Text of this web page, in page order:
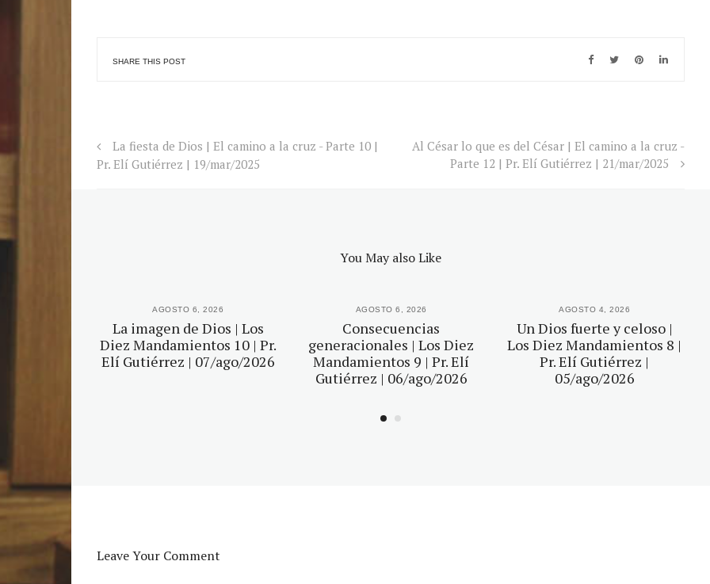
SHARE THIS POST
La fiesta de Dios | El camino a la cruz - Parte 10 |
Pr. Elí Gutiérrez | 19/mar/2025
Al César lo que es del César | El camino a la cruz -
Parte 12 | Pr. Elí Gutiérrez | 21/mar/2025
You May also Like
AGOSTO 6, 2026
La imagen de Dios | Los
Diez Mandamientos 10 | Pr.
Elí Gutiérrez | 07/ago/2026
AGOSTO 6, 2026
Consecuencias
generacionales | Los Diez
Mandamientos 9 | Pr. Elí
Gutiérrez | 06/ago/2026
AGOSTO 4, 2026
Un Dios fuerte y celoso |
Los Diez Mandamientos 8 |
Pr. Elí Gutiérrez |
05/ago/2026
Leave Your Comment